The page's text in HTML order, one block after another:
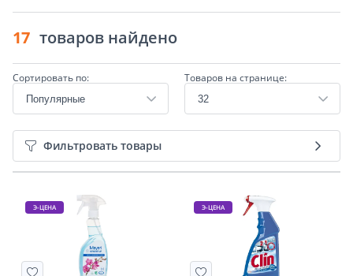
17 товаров найдено
Сортировать по: Товаров на странице:
Фильтровать товары
Э-ЦЕНА Э-ЦЕНА